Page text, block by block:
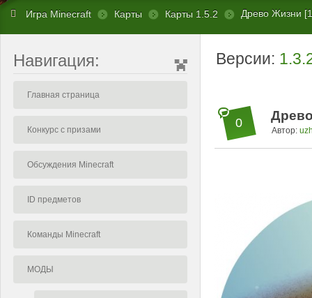
Игра Minecraft Карты Карты 1.5.2 Древо Жизни
Навигация:
Главная страница
Конкурс с призами
Обсуждения Minecraft
ID предметов
Команды Minecraft
МОДЫ
Версии:
0
Автор: